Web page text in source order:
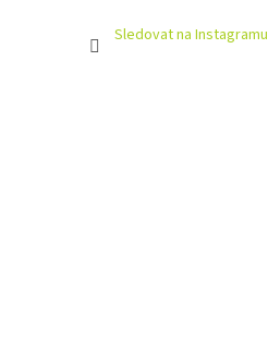
Sledovat na Instagramu